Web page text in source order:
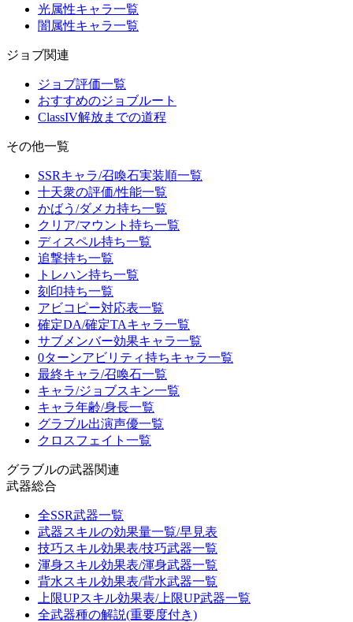
光属性キャラ一覧
闇属性キャラ一覧
ジョブ関連
ジョブ評価一覧
おすすめのジョブルート
ClassIV解放までの道程
その他一覧
SSRキャラ/召喚石実装順一覧
十天衆の評価/性能一覧
かばう/ダメカ持ち一覧
クリア/マウント持ち一覧
ディスペル持ち一覧
追撃持ち一覧
トレハン持ち一覧
刻印持ち一覧
アビコピー対応表一覧
確定DA/確定TAキャラ一覧
サブメンバー効果キャラ一覧
0ターンアビリティ持ちキャラ一覧
最終キャラ/召喚石一覧
キャラ/ジョブスキン一覧
キャラ年齢/身長一覧
グラブル出演声優一覧
クロスフェイト一覧
グラブルの武器関連
武器総合
全SSR武器一覧
武器スキルの効果量一覧/早見表
技巧スキル効果表/技巧武器一覧
渾身スキル効果表/渾身武器一覧
背水スキル効果表/背水武器一覧
上限UPスキル効果表/上限UP武器一覧
全武器種の解説(重要度付き)